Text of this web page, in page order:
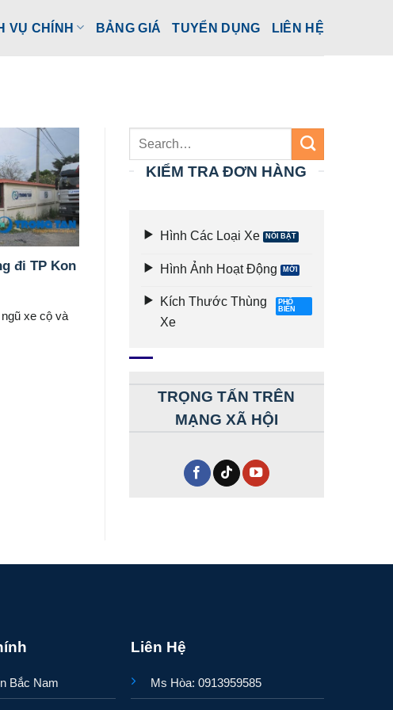
VỤ CHÍNH BẢNG GIÁ TUYỂN DỤNG LIÊN HỆ
đi TP Kon
xe cộ và
KIỂM TRA ĐƠN HÀNG
Hình Các Loại Xe
Hình Ảnh Hoạt Động
Kích Thước Thùng
Xe
TRỌNG TẤN TRÊN
MẠNG XÃ HỘI
Bắc Nam
Liên Hệ
Ms Hòa: 0913959585